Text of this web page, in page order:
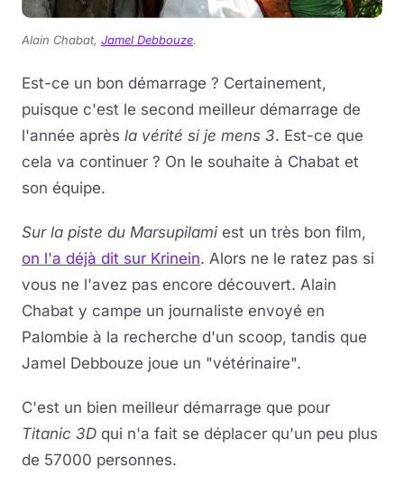
Alain Chabat, Jamel Debbouze.
Est-ce un bon démarrage ? Certainement,
puisque c'est le second meilleur démarrage de
l'année après la vérité si je mens 3. Est-ce que
cela va continuer ? On le souhaite à Chabat et
son équipe.
Sur la piste du Marsupilami est un très bon film,
on l'a déjà dit sur Krinein. Alors ne le ratez pas si
vous ne l'avez pas encore découvert. Alain
Chabat y campe un journaliste envoyé en
Palombie à la recherche d'un scoop, tandis que
Jamel Debbouze joue un "vétérinaire".
C'est un bien meilleur démarrage que pour
Titanic 3D qui n'a fait se déplacer qu'un peu plus
de 57000 personnes.